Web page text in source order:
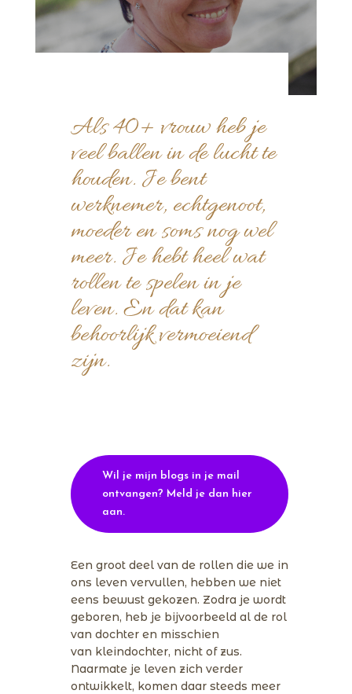
Als 40+ vrouw heb je
veel ballen in de lucht te
houden. Je bent
werknemer, echtgenoot,
moeder en soms nog wel
meer. Je hebt heel wat
rollen te spelen in je
leven. En dat kan
behoorlijk vermoeiend
zijn.
Wil je mijn blogs in je mail
ontvangen? Meld je dan hier
aan.
Een groot deel van de rollen die we in
ons leven vervullen, hebben we niet
eens bewust gekozen. Zodra je wordt
geboren, heb je bijvoorbeeld al de rol
van dochter en misschien
van kleindochter, nicht of zus.
Naarmate je leven zich verder
ontwikkelt, komen daar steeds meer